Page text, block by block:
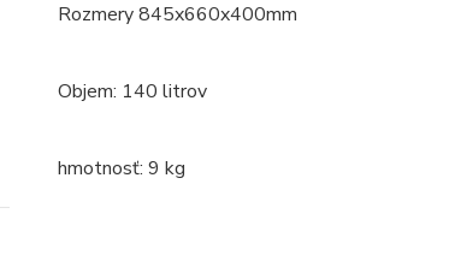
Rozmery 845x660x400mm
Objem: 140 litrov
hmotnosť: 9 kg